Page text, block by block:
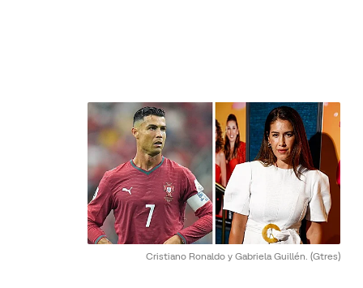
Cristiano Ronaldo y Gabriela Guillén. (Gtres)